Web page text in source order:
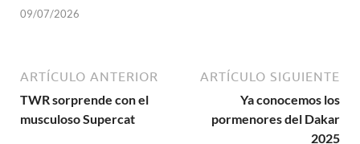
09/07/2026
ARTÍCULO ANTERIOR
TWR sorprende con el
musculoso Supercat
ARTÍCULO SIGUIENTE
Ya conocemos los
pormenores del Dakar
2025